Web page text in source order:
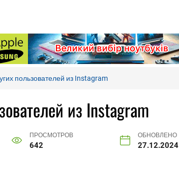
пользователей из Instagram
из Instagram
ПРОСМОТРОВ
642
ОБНОВЛЕНО
27.12.2024